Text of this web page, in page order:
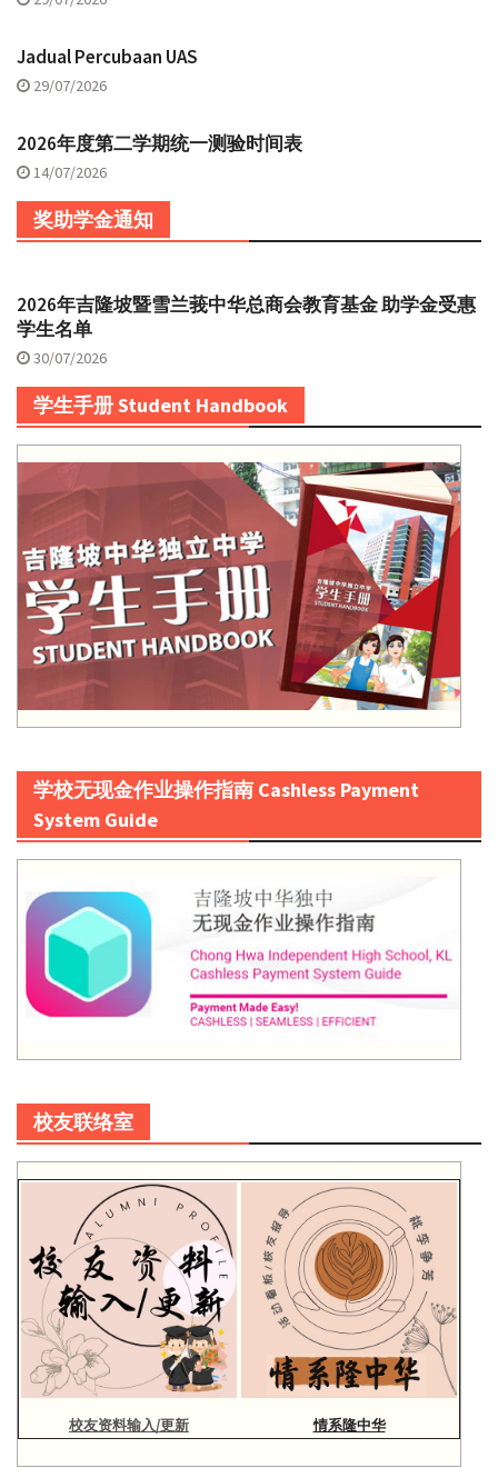
Jadual Percubaan UAS
29/07/2026
2026年度第二学期统一测验时间表
14/07/2026
奖助学金通知
2026年吉隆坡暨雪兰莪中华总商会教育基金 助学金受惠
学生名单
30/07/2026
学生手册 Student Handbook
学校无现金作业操作指南 Cashless Payment
System Guide
校友联络室
校友资料输入/更新 情系隆中华